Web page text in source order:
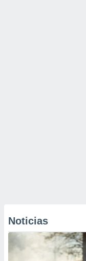
Noticias